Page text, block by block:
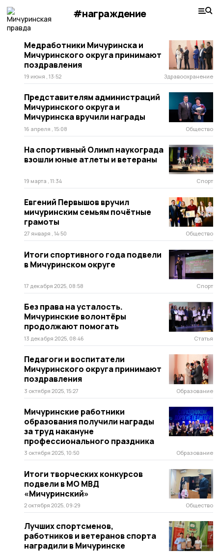
#награждение
Медработники Мичуринска и
Мичуринского округа принимают
поздравления
19 июня , 13:52 Здравоохранение
Представителям администраций
Мичуринского округа и
Мичуринска вручили награды
16 апреля , 15:08 Общество
На спортивный Олимп наукограда
взошли юные атлеты и ветераны
19 марта , 11:34 Спорт
Евгений Первышов вручил
мичуринским семьям почётные
грамоты
27 января , 14:50 Общество
Итоги спортивного года подвели
в Мичуринском округе
17 декабря 2025, 08:58 Спорт
Без права на усталость.
Мичуринские волонтёры
продолжают помогать
13 декабря 2025, 08:46 Статья
Педагоги и воспитатели
Мичуринского округа принимают
поздравления
3 октября 2025, 15:27 Образование
Мичуринские работники
образования получили награды
за труд накануне
профессионального праздника
3 октября 2025, 10:50 Образование
Итоги творческих конкурсов
подвели в МО МВД
«Мичуринский»
2 октября 2025, 09:29 Общество
Лучших спортсменов,
работников и ветеранов спорта
наградили в Мичуринске